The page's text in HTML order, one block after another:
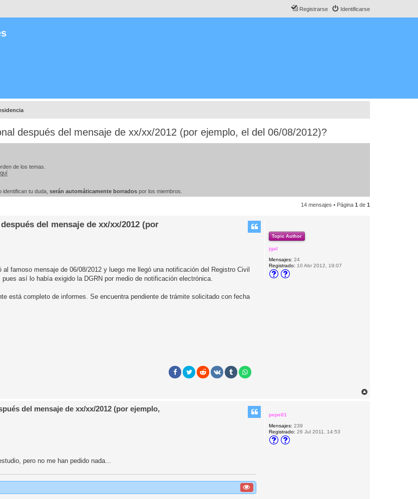
Identificarse
Registrarse
después del mensaje de xx/xx/2012 (por ejemplo, el del 06/08/2012)?
de los temas.
tu duda, serán automáticamente borrados por los miembros.
14 mensajes • Página 1 de 1
Topic Author
jgal
Mensajes: 24
Registrado: 10 Abr 2012, 19:07
del mensaje de xx/xx/2012 (por
famoso mensaje de 06/08/2012 y luego me llegó una notificación del Registro Civil
así lo había exigido la DGRN por medio de notificación electrónica.
está completo de informes. Se encuentra pendiente de trámite solicitado con fecha
pepe01
Mensajes: 239
Registrado: 26 Jul 2011, 14:53
del mensaje de xx/xx/2012 (por ejemplo,
pero no me han pedido nada...